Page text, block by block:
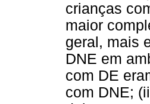
crianças
maior
geral, mais
DNE em
com DE
com DNE;